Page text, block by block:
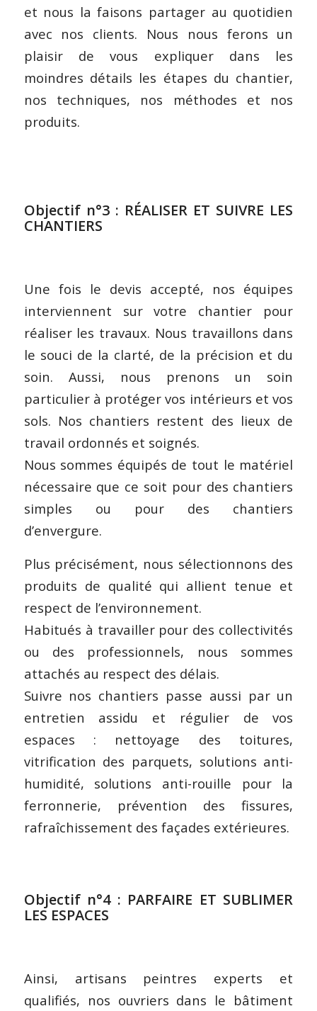
et nous la faisons partager au quotidien
avec nos clients. Nous nous ferons un
plaisir de vous expliquer dans les
moindres détails les étapes du chantier,
nos techniques, nos méthodes et nos
produits.
Objectif n°3 : RÉALISER ET SUIVRE LES
CHANTIERS
Une fois le devis accepté, nos équipes
interviennent sur votre chantier pour
réaliser les travaux. Nous travaillons dans
le souci de la clarté, de la précision et du
soin. Aussi, nous prenons un soin
particulier à protéger vos intérieurs et vos
sols. Nos chantiers restent des lieux de
travail ordonnés et soignés.
Nous sommes équipés de tout le matériel
nécessaire que ce soit pour des chantiers
simples ou pour des chantiers
d’envergure.
Plus précisément, nous sélectionnons des
produits de qualité qui allient tenue et
respect de l’environnement.
Habitués à travailler pour des collectivités
ou des professionnels, nous sommes
attachés au respect des délais.
Suivre nos chantiers passe aussi par un
entretien assidu et régulier de vos
espaces : nettoyage des toitures,
vitrification des parquets, solutions anti-
humidité, solutions anti-rouille pour la
ferronnerie, prévention des fissures,
rafraîchissement des façades extérieures.
Objectif n°4 : PARFAIRE ET SUBLIMER
LES ESPACES
Ainsi, artisans peintres experts et
qualifiés, nos ouvriers dans le bâtiment